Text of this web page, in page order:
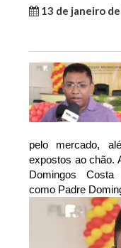
13 de janeiro
pelo mercado,
expostos ao chão.
Domingos Costa
como Padre